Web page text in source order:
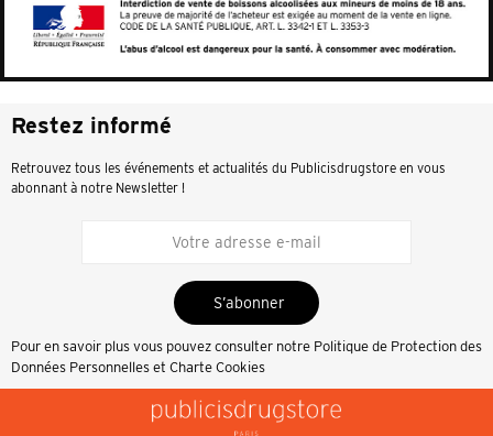
Restez informé
Retrouvez tous les événements et actualités du Publicisdrugstore en vous
abonnant à notre Newsletter !
S’abonner
Pour en savoir plus vous pouvez consulter notre Politique de Protection des
Données Personnelles et Charte Cookies